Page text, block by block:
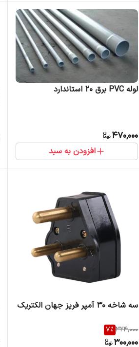
لوله PVC برق 20 استاندارد
470,000
افزودن به سبد
سه شاخه 30 آمپر فریز جهان الکتریک
324,000
7%
300,000